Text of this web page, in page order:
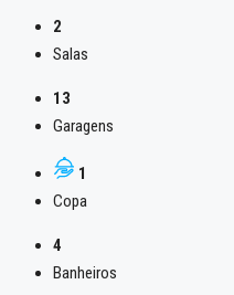
2
Salas
13
Garagens
1
Copa
4
Banheiros